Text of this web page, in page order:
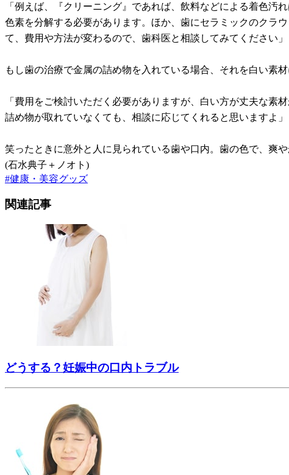
「例えば、『クリーニング』であれば、飲料などによる着色
色素を分解する必要があります。ほか、歯にセラミックのクラ
て、費用や方法が変わるので、歯科医と相談してみてください」
もし歯の治療で金属の詰め物を入れている場合、それを白い素
「費用をご検討いただく必要がありますが、白い方が丈夫な素
詰め物が取れていなくても、相談に応じてくれると思いますよ」
笑ったときに意外と人に見られている歯や口内。歯の色で、爽
(石水典子＋ノオト)
#健康・美容グッズ
関連記事
どうする？妊娠中の口内トラブル